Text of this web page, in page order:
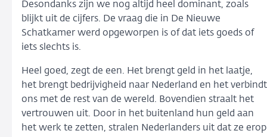
Desondanks zijn we nog altijd heel dominant, zoals
blijkt uit de cijfers. De vraag die in De Nieuwe
Schatkamer werd opgeworpen is of dat iets goeds of
iets slechts is.
Heel goed, zegt de een. Het brengt geld in het laatje,
het brengt bedrijvigheid naar Nederland en het verbindt
ons met de rest van de wereld. Bovendien straalt het
vertrouwen uit. Door in het buitenland hun geld aan
het werk te zetten, stralen Nederlanders uit dat ze erop